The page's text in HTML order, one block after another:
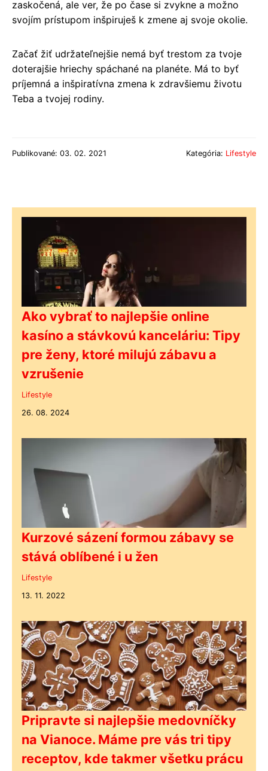
zaskočená, ale ver, že po čase si zvykne a možno
svojím prístupom inšpiruješ k zmene aj svoje okolie.
Začať žiť udržateľnejšie nemá byť trestom za tvoje
doterajšie hriechy spáchané na planéte. Má to byť
príjemná a inšpiratívna zmena k zdravšiemu životu
Teba a tvojej rodiny.
Publikované: 03. 02. 2021 Kategória: Lifestyle
Ako vybrať to najlepšie online
kasíno a stávkovú kanceláriu: Tipy
pre ženy, ktoré milujú zábavu a
vzrušenie
Lifestyle
26. 08. 2024
Kurzové sázení formou zábavy se
stává oblíbené i u žen
Lifestyle
13. 11. 2022
Pripravte si najlepšie medovníčky
na Vianoce. Máme pre vás tri tipy
receptov, kde takmer všetku prácu